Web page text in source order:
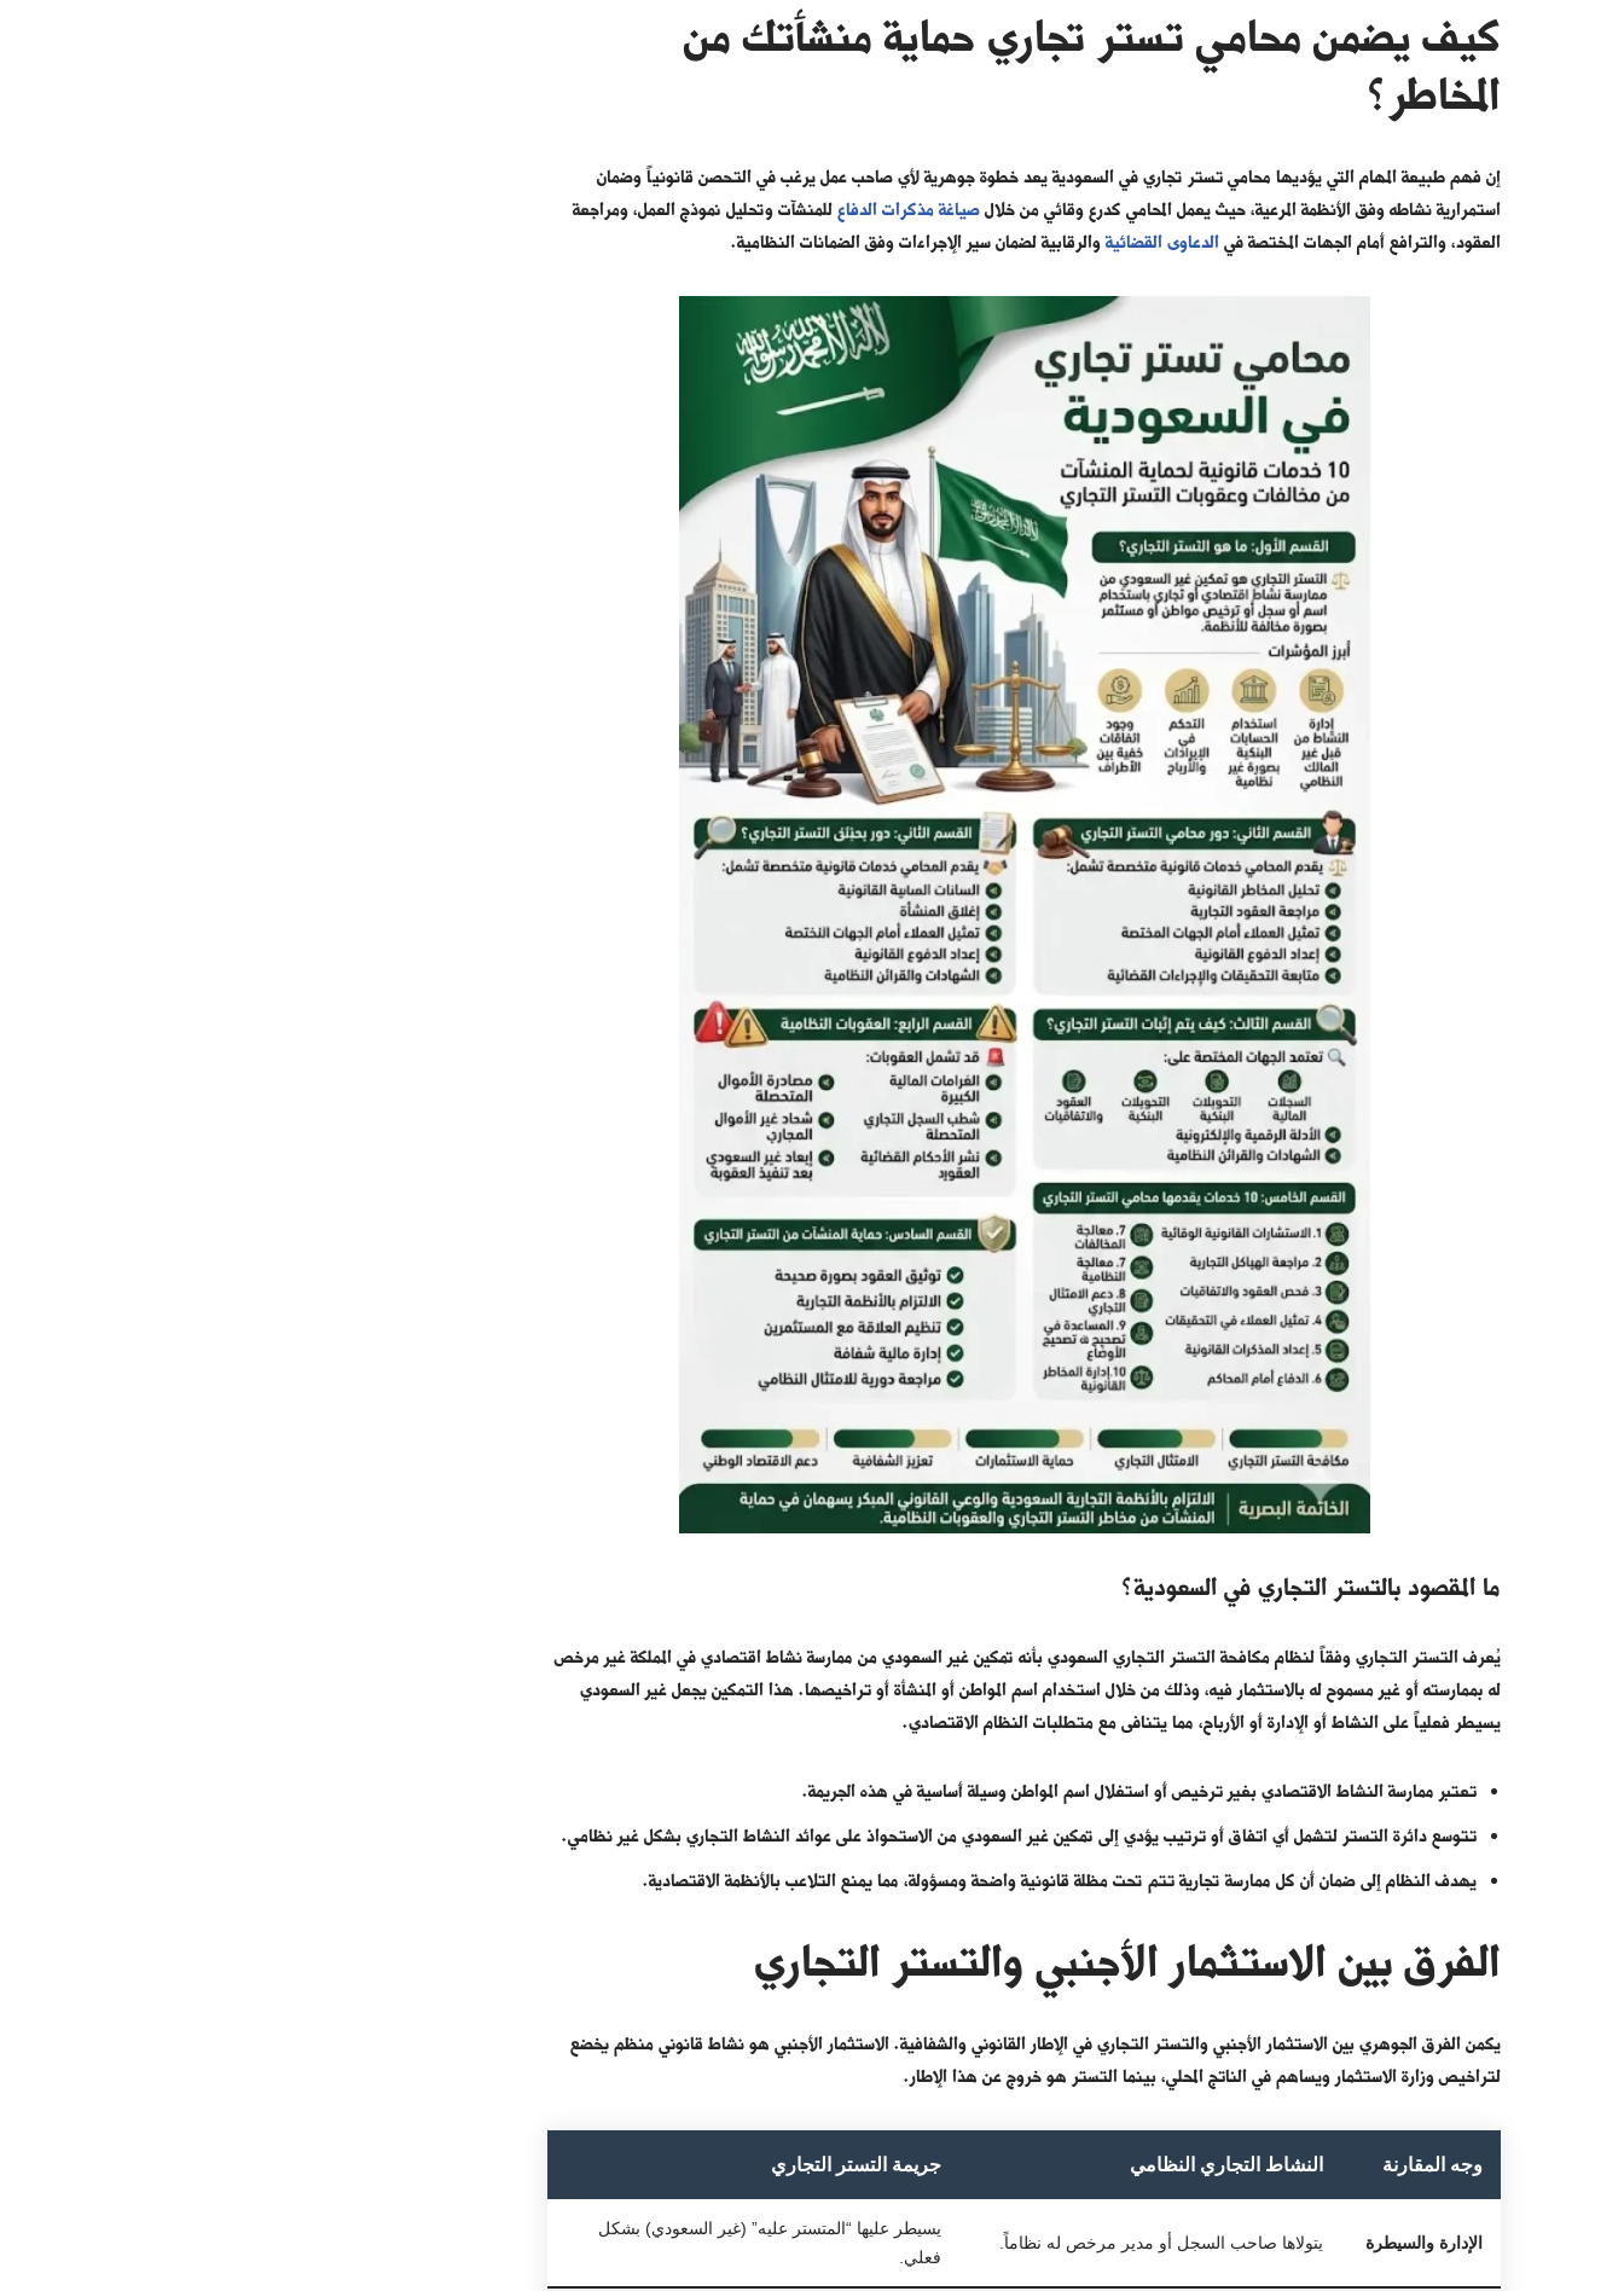
كيف يضمن محامي تستر تجاري حماية منشأتك من
المخاطر؟
إن فهم طبيعة المهام التي يؤديها محامي تستر تجاري في السعودية يعد خطوة جوهرية لأي صاحب عمل يرغب في التحصن قانونياً وضمان
استمرارية نشاطه وفق الأنظمة المرعية، حيث يعمل المحامي كدرع وقائي من خلالصياغة مذكرات الدفاعللمنشآت وتحليل نموذج العمل، ومراجعة
العقود، والترافع أمام الجهات المختصة فيالدعاوى القضائيةوالرقابية لضمان سير الإجراءات وفق الضمانات النظامية.
ما المقصود بالتستر التجاري في السعودية؟
يُعرف التستر التجاري وفقاً لنظام مكافحة التستر التجاري السعودي بأنه تمكين غير السعودي من ممارسة نشاط اقتصادي في المملكة غير مرخص
له بممارسته أو غير مسموح له بالاستثمار فيه، وذلك من خلال استخدام اسم المواطن أو المنشأة أو تراخيصها. هذا التمكين يجعل غير السعودي
يسيطر فعلياً على النشاط أو الإدارة أو الأرباح، مما يتنافى مع متطلبات النظام الاقتصادي.
تعتبر ممارسة النشاط الاقتصادي بغير ترخيص أو استغلال اسم المواطن وسيلة أساسية في هذه الجريمة.
تتوسع دائرة التستر لتشمل أي اتفاق أو ترتيب يؤدي إلى تمكين غير السعودي من الاستحواذ على عوائد النشاط التجاري بشكل غير نظامي.
يهدف النظام إلى ضمان أن كل ممارسة تجارية تتم تحت مظلة قانونية واضحة ومسؤولة، مما يمنع التلاعب بالأنظمة الاقتصادية.
الفرق بين الاستثمار الأجنبي والتستر التجاري
يكمن الفرق الجوهري بين الاستثمار الأجنبي والتستر التجاري في الإطار القانوني والشفافية. الاستثمار الأجنبي هو نشاط قانوني منظم يخضع
لتراخيص وزارة الاستثمار ويساهم في الناتج المحلي، بينما التستر هو خروج عن هذا الإطار.
وجه المقارنة النشاط التجاري النظامي جريمة التستر التجاري
الإدارة والسيطرة يتولاها صاحب السجل أو مدير مرخص له نظاماً.
يسيطر عليها “المتستر عليه” (غير السعودي) بشكل
فعلي.